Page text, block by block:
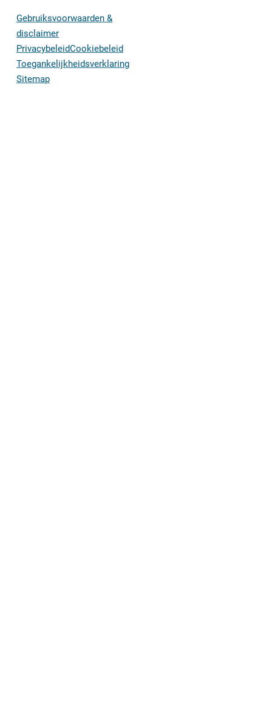
Gebruiksvoorwaarden &
disclaimer
PrivacybeleidCookiebeleid
Toegankelijkheidsverklaring
Sitemap